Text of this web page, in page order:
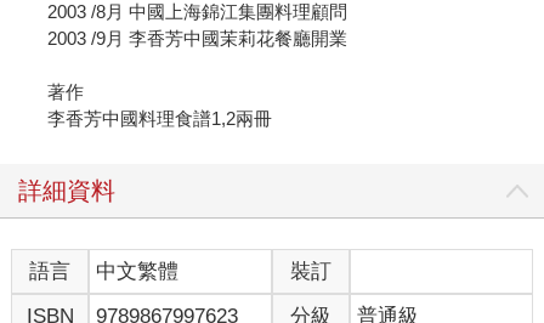
2003 /8月 中國上海錦江集團料理顧問
2003 /9月 李香芳中國茉莉花餐廳開業
著作
李香芳中國料理食譜1,2兩冊
詳細資料
語言 中文繁體
裝訂
ISBN
9789867997623 分級 普通級